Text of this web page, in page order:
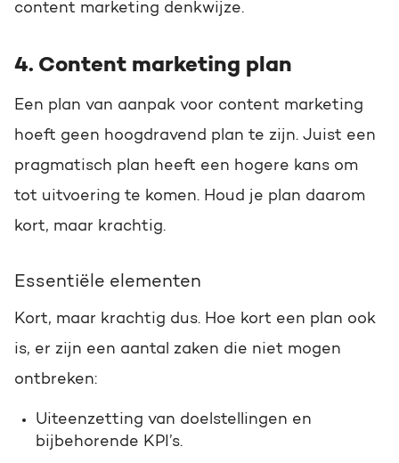
content marketing denkwijze.
4. Content marketing plan
Een plan van aanpak voor content marketing
hoeft geen hoogdravend plan te zijn. Juist een
pragmatisch plan heeft een hogere kans om
tot uitvoering te komen. Houd je plan daarom
kort, maar krachtig.
Essentiële elementen
Kort, maar krachtig dus. Hoe kort een plan ook
is, er zijn een aantal zaken die niet mogen
ontbreken:
Uiteenzetting van doelstellingen en
bijbehorende KPI’s.